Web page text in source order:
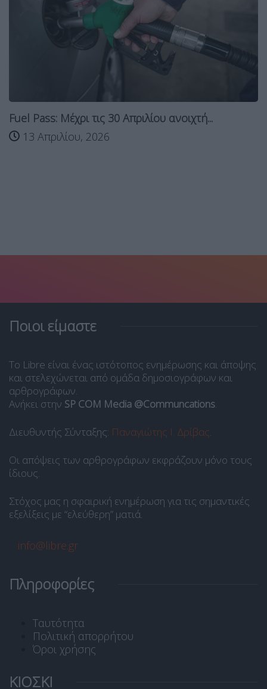
Fuel Pass: Μέχρι τις 30 Απριλίου ανοιχτή...
13 Απριλίου, 2026
Ποιοι είμαστε
Το Libre είναι ένας ιστότοπος ενημέρωσης και άποψης
και στελεχώνεται από ομάδα δημοσιογράφων και
αρθρογράφων.
Ανήκει στην SP COM Media @Communcations.
Διευθυντής Σύνταξης: Παναγιώτης Ι. Δρίβας.
Οι απόψεις των αρθρογράφων εκφράζουν μόνο τους
ίδιους.
Στόχος μας η σφαιρική ενημέρωση για τις σημαντικές
εξελίξεις με “ελεύθερη” ματιά.
info@libre.gr
Πληροφορίες
Ταυτότητα
Πολιτική απορρήτου
Όροι χρήσης
ΚΙΟΣΚΙ